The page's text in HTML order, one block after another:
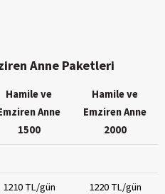
Anne Paketleri
Hamile ve
Anne
1500
Hamile ve
Emziren Anne
2000
1210 TL/gün 1220 TL/gün